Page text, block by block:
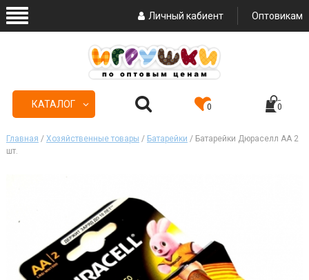
Личный кабиент Оптовикам
КАТАЛОГ 0 0
Главная / Хозяйственные товары / Батарейки / Батарейки Дюраселл АА 2
шт.